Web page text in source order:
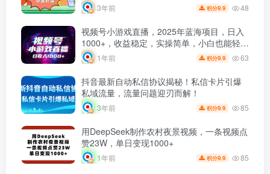
3年前 积分9.9 48
视频号小游戏直播，2025年蓝海项目，日入
1000+，收益稳定，实操简单，小白也能轻松
上手1年前 积分9.9 63
抖音最新自动私信协议揭秘！私信卡片引爆
私域流量，流量问题迎刃而解！
3年前 积分9.9 85
用DeepSeek制作农村夜景视频，一条视频点
赞23W，单日变现1000+
1年前 积分9.9 85